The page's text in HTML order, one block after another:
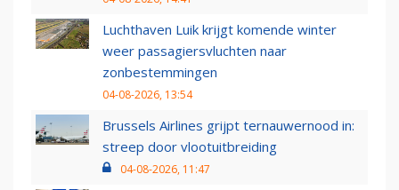
Luchthaven Luik krijgt komende winter
weer passagiersvluchten naar
zonbestemmingen
04-08-2026, 13:54
Brussels Airlines grijpt ternauwernood in:
streep door vlootuitbreiding
04-08-2026, 11:47